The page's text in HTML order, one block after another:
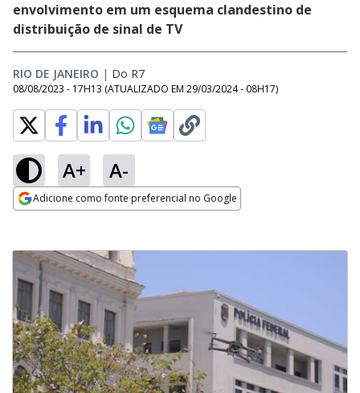
envolvimento em um esquema clandestino de
distribuição de sinal de TV
RIO DE JANEIRO | Do R7
08/08/2023 - 17H13 (ATUALIZADO EM 29/03/2024 - 08H17)
A+ A-
Adicione como fonte preferencial no Google